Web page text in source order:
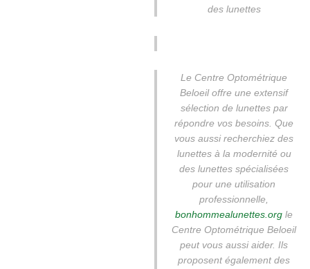
des lunettes
Le Centre Optométrique
Beloeil offre une extensif
sélection de lunettes par
répondre vos besoins. Que
vous aussi recherchiez des
lunettes à la modernité ou
des lunettes spécialisées
pour une utilisation
professionnelle,
bonhommealunettes.org le
Centre Optométrique Beloeil
peut vous aussi aider. Ils
proposent également des